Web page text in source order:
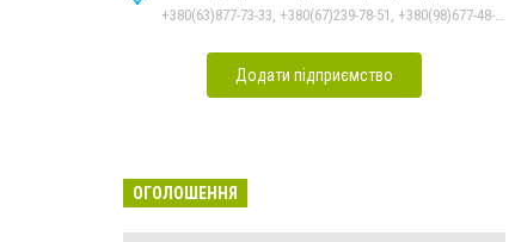
Додати підприємство
ОГОЛОШЕННЯ